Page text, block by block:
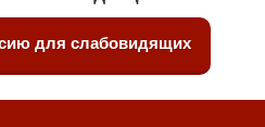
для слабовидящих